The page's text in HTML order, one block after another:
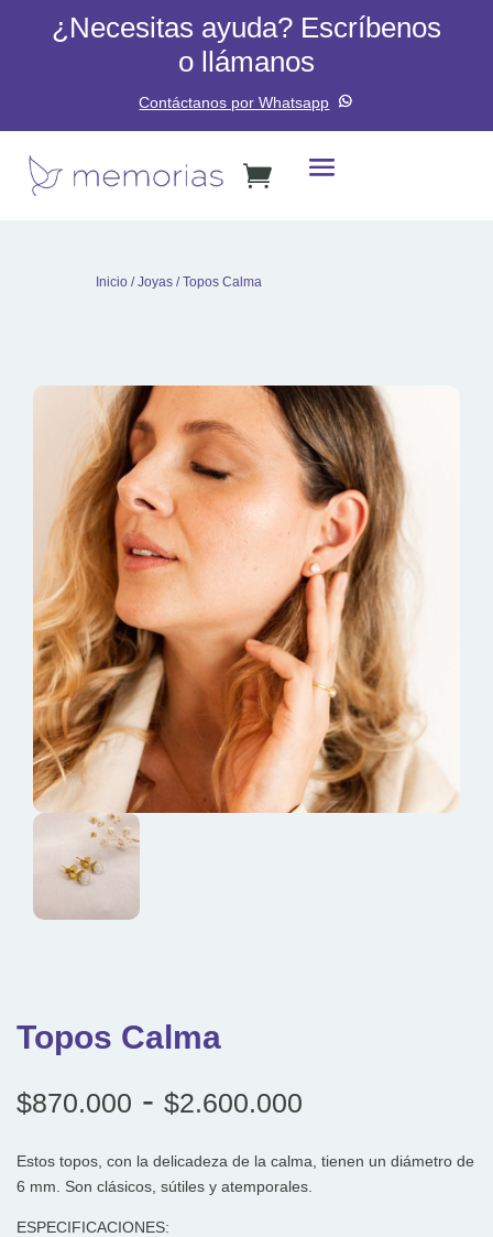
¿Necesitas ayuda? Escríbenos
o llámanos
Contáctanos por Whatsapp
Inicio/Joyas/ Topos Calma
Topos Calma
$870.000 - $2.600.000
precios:
desde
$870.000
Estos topos, con la delicadeza de la calma, tienen un diámetro de
6 mm. Son clásicos, sútiles y atemporales.
ESPECIFICACIONES: